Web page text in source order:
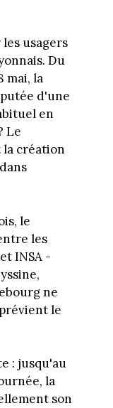
usagers
Du
mai, la
d'une
en
Le
création
le
les
INSA -
ne
le
: jusqu'au
la
son